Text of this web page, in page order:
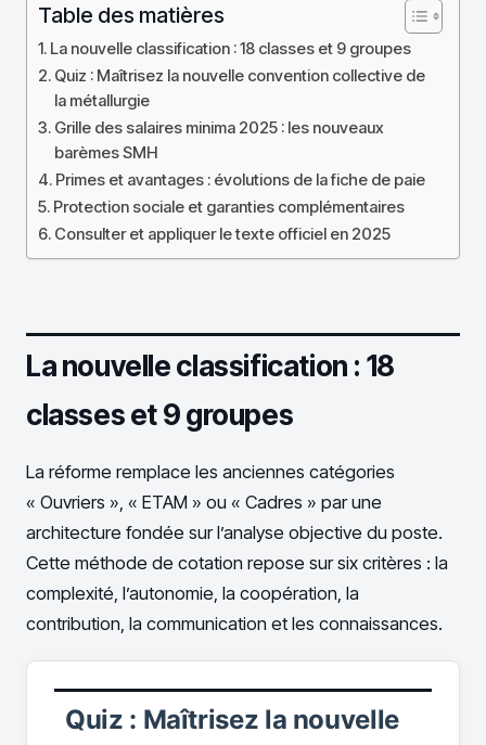
Table des matières
La nouvelle classification : 18 classes et 9 groupes
Quiz : Maîtrisez la nouvelle convention collective de
la métallurgie
Grille des salaires minima 2025 : les nouveaux
barèmes SMH
Primes et avantages : évolutions de la fiche de paie
Protection sociale et garanties complémentaires
Consulter et appliquer le texte officiel en 2025
La nouvelle classification : 18
classes et 9 groupes
La réforme remplace les anciennes catégories
« Ouvriers », « ETAM » ou « Cadres » par une
architecture fondée sur l’analyse objective du poste.
Cette méthode de cotation repose sur six critères : la
complexité, l’autonomie, la coopération, la
contribution, la communication et les connaissances.
Quiz : Maîtrisez la nouvelle